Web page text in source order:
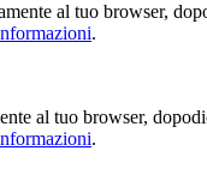
al tuo browser,
.
al tuo browser,
.